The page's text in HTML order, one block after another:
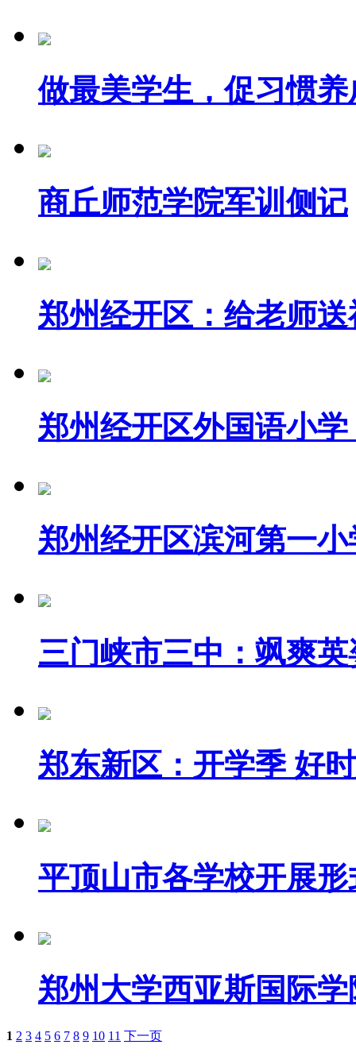
做最美学生，促习惯养
商丘师范学院军训侧记
郑州经开区：给老师送
郑州经开区外国语小学
郑州经开区滨河第一小
三门峡市三中：飒爽英
郑东新区：开学季 好
平顶山市各学校开展形
郑州大学西亚斯国际学
1 2 3 4 5 6 7 8 9 10 11 下一页